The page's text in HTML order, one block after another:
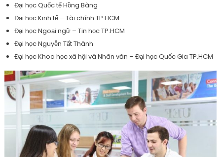
Đại học Quốc tế Hồng Bàng
Đại học Kinh tế – Tài chính TP.HCM
Đại học Ngoại ngữ – Tin học TP.HCM
Đại học Nguyễn Tất Thành
Đại học Khoa học xã hội và Nhân văn – Đại học Quốc Gia TP.HCM